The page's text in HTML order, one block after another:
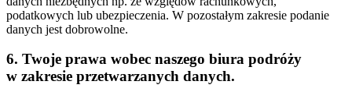
podatkowych lub ubezpieczenia. W pozostałym zakresie podanie
danych jest dobrowolne.
6. Twoje prawa wobec naszego biura podróży
w zakresie przetwarzanych danych.